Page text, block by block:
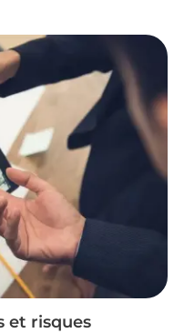
les démarches et les
et risques